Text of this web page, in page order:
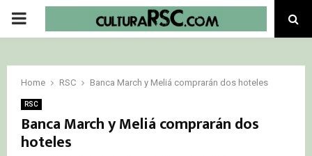
PRIMARY
Home RSC Banca March y Meliá comprarán dos hoteles
RSC
Banca March y Meliá comprarán dos
hoteles